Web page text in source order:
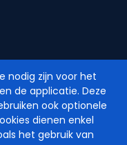
nodig zijn voor het
de applicatie. Deze
ook optionele
dienen enkel
het gebruik van